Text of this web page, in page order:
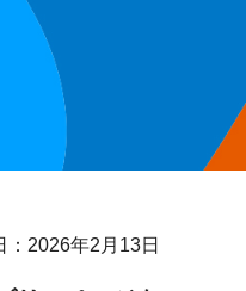
：2026年2月13日